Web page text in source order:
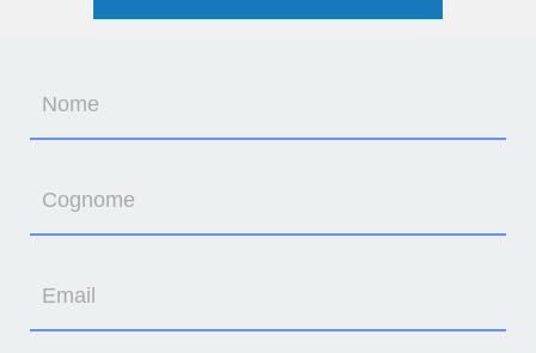
Nome
Cognome
Email